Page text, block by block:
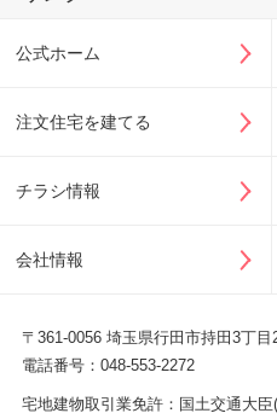
公式ホーム
注文住宅を建てる
チラシ情報
会社情報
〒361-0056 埼玉県行田市持田3丁目
電話番号：048-553-2272
宅地建物取引業免許：国土交通大臣